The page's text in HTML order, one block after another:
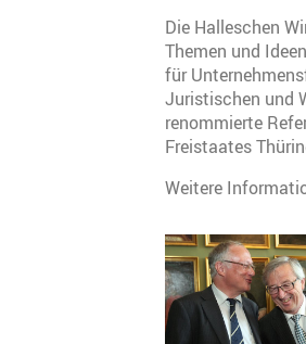
Die Halleschen
Themen und
für
Juristischen und
renommierte
Freistaates
Weitere